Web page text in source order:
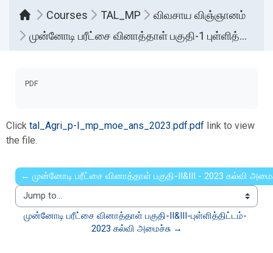
Courses TAL_MP
விவசாய விஞ்ஞானம்
முன்னோடி பரீட்சை வினாத்தாள் பகுதி-1 புள்ளித்திட்டம்- 2023 கல்வி அமைச்சு
PDF
Click tal_Agri_p-I_mp_moe_ans_2023.pdf.pdf link to view
the file.
← முன்னோடி பரீட்சை வினாத்தாள் பகுதி-II&III - 2023 கல்வி
Jump to...
முன்னோடி பரீட்சை வினாத்தாள் பகுதி-II&III-புள்ளித்திட்டம்-
2023 கல்வி அமைச்சு →